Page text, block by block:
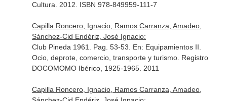
Cultura. 2012. ISBN 978-849959-111-7
Capilla Roncero, Ignacio, Ramos Carranza, Amadeo,
Sánchez-Cid Endériz, José Ignacio:
Club Pineda 1961. Pag. 53-53. En: Equipamientos II.
Ocio, deprote, comercio, transporte y turismo. Registro
DOCOMOMO Ibérico, 1925-1965. 2011
Capilla Roncero, Ignacio, Ramos Carranza, Amadeo,